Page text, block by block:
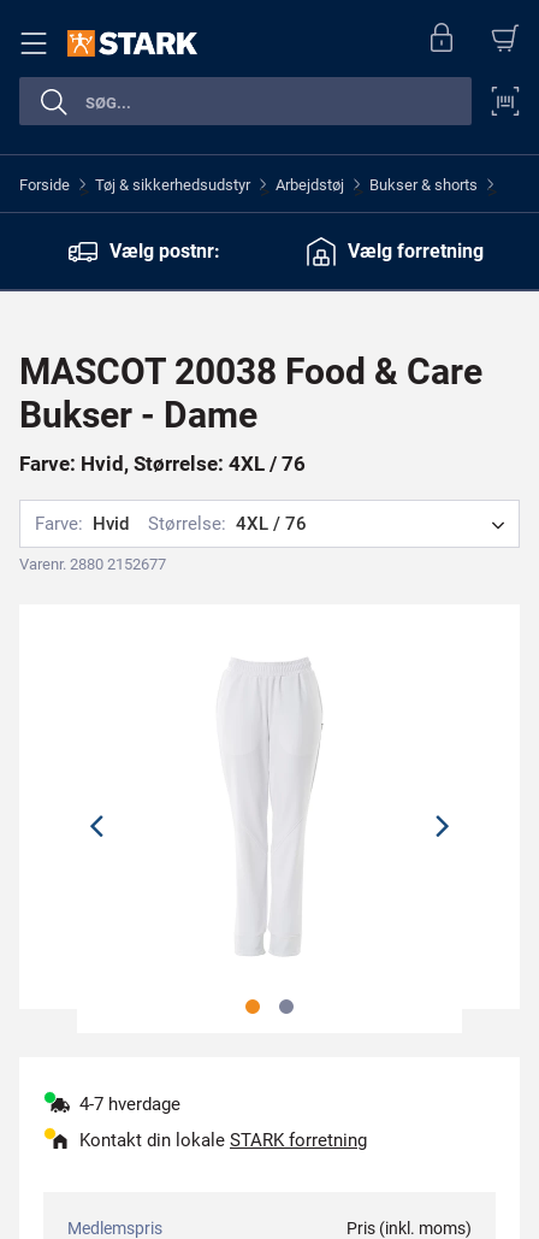
Forside > Tøj & sikkerhedsudstyr > Arbejdstøj > Bukser & shorts >
Vælg postnr: Vælg forretning
MASCOT 20038 Food & Care
Bukser - Dame
Farve: Hvid, Størrelse: 4XL / 76
Farve: Hvid Størrelse: 4XL / 76
Varenr. 2880 2152677
4-7 hverdage
Kontakt din lokale STARK forretning
Medlemspris Pris (inkl. moms)